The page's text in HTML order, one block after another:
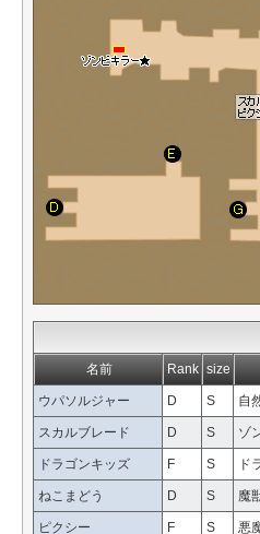
名前 Rank size
ウパソルジャー D S 自
スカルブレード D S ゾ
ドラゴンキッズ F S ド
ねこまどう D S 魔
ピクシー F S 悪